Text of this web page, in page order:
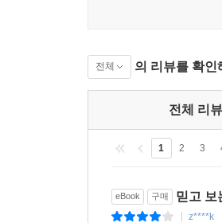
전체 의 리뷰를 확인
전체 리뷰
1 2 3
eBook 구매 믿고 보
z****k